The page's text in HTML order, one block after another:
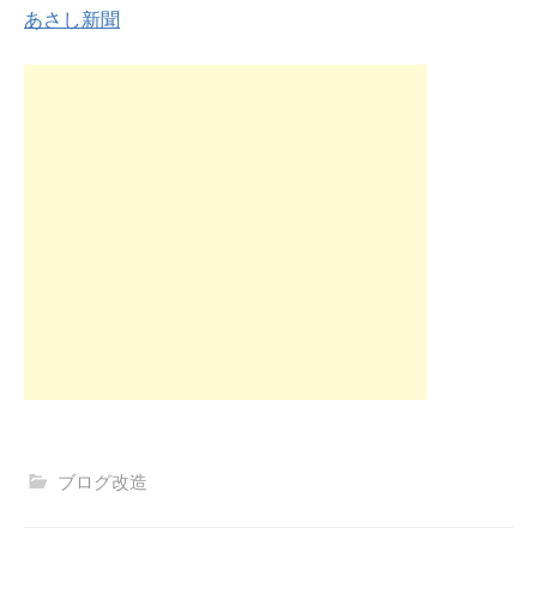
あさし新聞
ブログ改造